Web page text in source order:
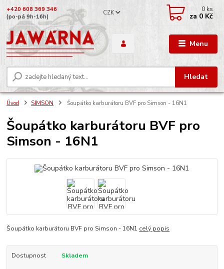
Menu
CZK
Hledat
+420 608 369 346
(po-pá 9h-16h)
0 ks
za 0 Kč
Úvod SIMSON Šoupátko karburátoru BVF pro Simson - 16N1
Šoupátko karburátoru BVF pro
Simson - 16N1
Šoupátko karburátoru BVF pro Simson - 16N1 celý popis
Dostupnost Skladem